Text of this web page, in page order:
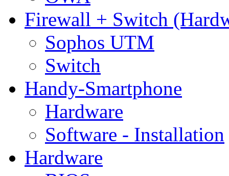
Firewall + Switch
Sophos UTM
Switch
Handy-Smartphone
Hardware
Software - Installation
Hardware